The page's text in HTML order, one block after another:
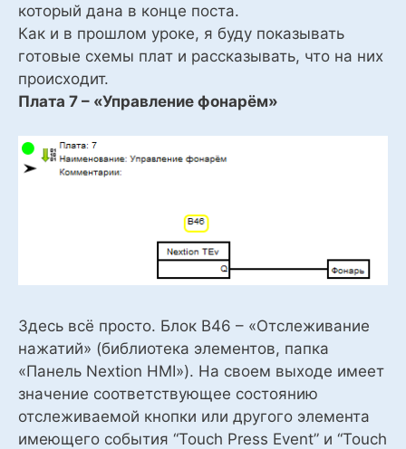
который дана в конце поста.
Как и в прошлом уроке, я буду показывать
готовые схемы плат и рассказывать, что на них
происходит.
Плата 7 – «Управление фонарём»
Здесь всё просто. Блок В46 – «Отслеживание
нажатий» (библиотека элементов, папка
«Панель Nextion HMI»). На своем выходе имеет
значение соответствующее состоянию
отслеживаемой кнопки или другого элемента
имеющего события “Touch Press Event” и “Touch